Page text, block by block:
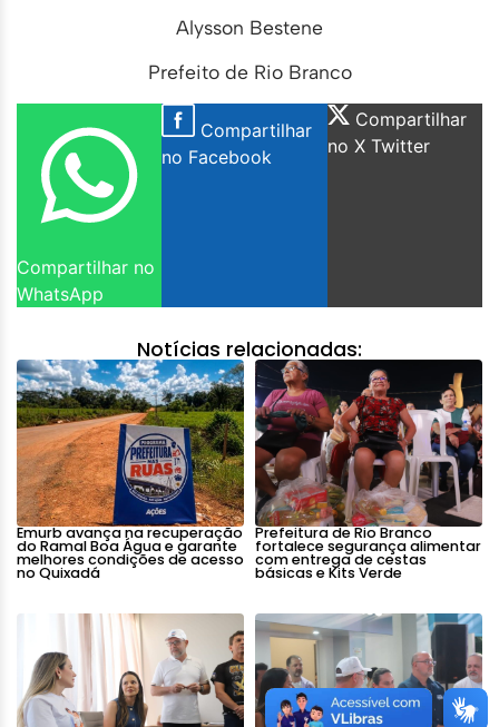
Alysson Bestene
Prefeito de Rio Branco
Compartilhar no
WhatsApp
Compartilhar
no Facebook
Compartilhar
no X Twitter
Notícias relacionadas:
Emurb avança na recuperação
do Ramal Boa Água e garante
melhores condições de acesso
no Quixadá
Prefeitura de Rio Branco
fortalece segurança alimentar
com entrega de cestas
básicas e Kits Verde